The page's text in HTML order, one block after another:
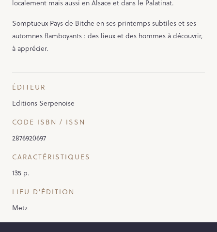
localement mais aussi en Alsace et dans le Palatinat.
Somptueux Pays de Bitche en ses printemps subtiles et ses
automnes flamboyants : des lieux et des hommes à découvrir,
à apprécier.
ÉDITEUR
Editions Serpenoise
CODE ISBN / ISSN
2876920697
CARACTÉRISTIQUES
135 p.
LIEU D'ÉDITION
Metz